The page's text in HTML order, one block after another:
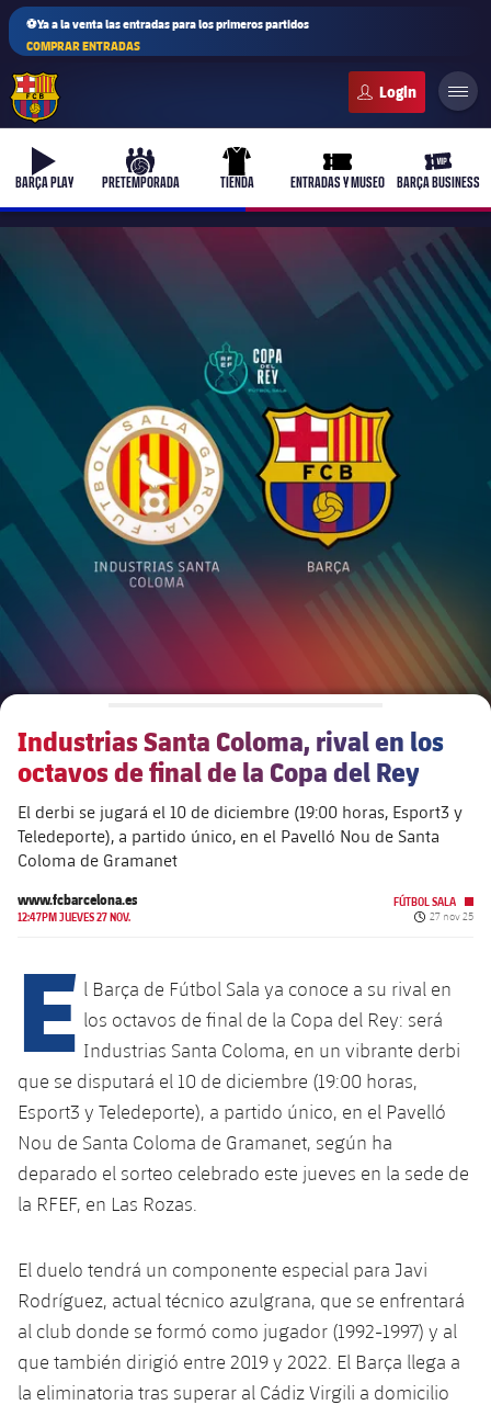
⚽Ya a la venta las entradas para los primeros partidos
COMPRAR ENTRADAS
b-play
BARÇA PLAY
culers-ball
PRETEMPORADA
uniform
TIENDA
ticket-full
ENTRADAS Y MUSEO
ticket-
BARÇA BUSINESS
plusicon
más
chevron-right
label.aria.chevronright
Órganos
Documents
chevron-right
label.aria.chevronright
Comisiones y órganos
chevron-right
label.aria.chevronright
Más que un club
Masia 360
La Masia
Década a década
Jugadores de leyenda
Entrenadores
Centro de documentación
plusicon
más
Instalaciones
Spotify Camp Nou
Estadi Johan Cruyff
plusicon
más
Industrias Santa Coloma, rival en los
octavos de final de la Copa del Rey
El derbi se jugará el 10 de diciembre (19:00 horas, Esport3 y
Teledeporte), a partido único, en el Pavelló Nou de Santa
Coloma de Gramanet
www.fcbarcelona.es
12:47PM JUEVES 27 NOV.
FÚTBOL SALA
Fecha de
27 nov 25
E l Barça de Fútbol Sala ya conoce a su rival en
los octavos de final de la Copa del Rey: será
Industrias Santa Coloma, en un vibrante derbi
que se disputará el 10 de diciembre (19:00 horas,
Esport3 y Teledeporte), a partido único, en el Pavelló
Nou de Santa Coloma de Gramanet, según ha
deparado el sorteo celebrado este jueves en la sede de
la RFEF, en Las Rozas.
El duelo tendrá un componente especial para Javi
Rodríguez, actual técnico azulgrana, que se enfrentará
al club donde se formó como jugador (1992-1997) y al
que también dirigió entre 2019 y 2022. El Barça llega a
la eliminatoria tras superar al Cádiz Virgili a domicilio